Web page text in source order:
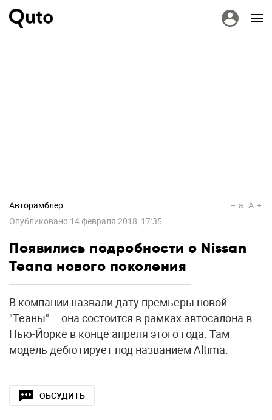
Авторамблер
Опубликовано 14 февраля 2018, 17:35
a A
Появились подробности о Nissan
Teana нового поколения
В компании назвали дату премьеры новой
"Теаны" – она состоится в рамках автосалона в
Нью-Йорке в конце апреля этого года. Там
модель дебютирует под названием Altima.
ОБСУДИТЬ